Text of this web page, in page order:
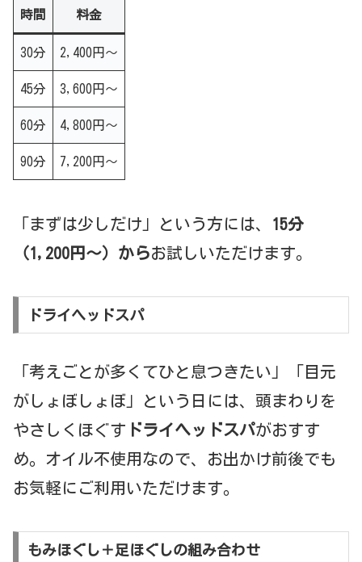
時間 料金
30分 2,400円〜
45分 3,600円〜
60分 4,800円〜
90分 7,200円〜
「まずは少しだけ」という方には、 15分
（1,200円〜）からお試しいただけます。
ドライヘッドスパ
「考えごとが多くてひと息つきたい」「目元
がしょぼしょぼ」という日には、頭まわりを
やさしくほぐす ドライヘッドスパがおすす
め。オイル不使用なので、お出かけ前後でも
お気軽にご利用いただけます。
もみほぐし＋足ほぐしの組み合わせ